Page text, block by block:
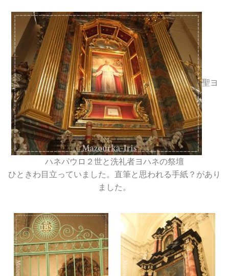
聖ヨ
ハネパウロ２世と洗礼者ヨハネの祭壇
ひときわ目立っていました。直筆と思われる手紙？があり
ました。